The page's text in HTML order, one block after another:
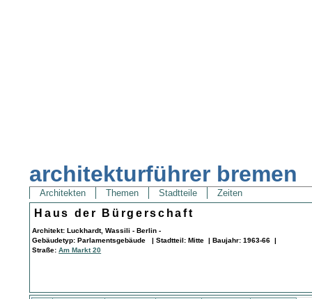
architekturführer bremen
Architekten Themen Stadtteile Zeiten
Haus der Bürgerschaft
Architekt: Luckhardt, Wassili - Berlin -
Gebäudetyp: Parlamentsgebäude | Stadtteil: Mitte | Baujahr: 1963-66 |
Straße:Am Markt 20